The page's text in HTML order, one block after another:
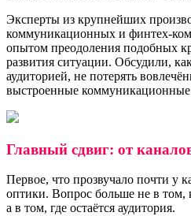
Эксперты из крупнейших
коммуникационных и финтех-
опытом преодоления подобных
развития ситуации. Обсудили,
аудиторией, не потерять
выстроенные
Главный сдвиг: от
Первое, что прозвучало почти у
оптики. Вопрос больше не в том,
а в том, где остаётся аудитория.